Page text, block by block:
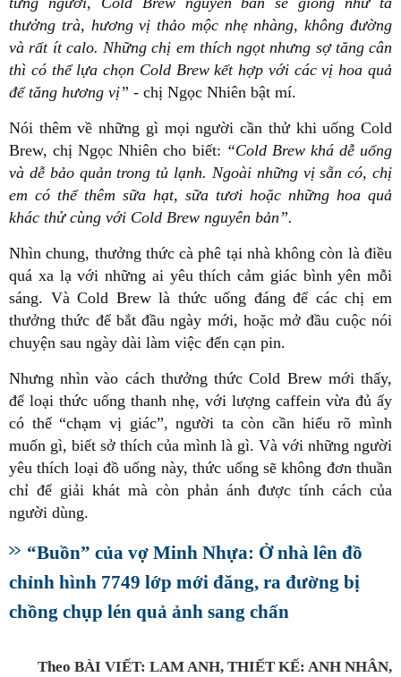
thưởng trà, hương vị thảo mộc nhẹ nhàng, không đường
và rất ít calo. Những chị em thích ngọt nhưng sợ tăng cân
thì có thể lựa chọn Cold Brew kết hợp với các vị hoa quả
để tăng hương vị” - chị Ngọc Nhiên bật mí.
Nói thêm về những gì mọi người cần thử khi uống Cold
Brew, chị Ngọc Nhiên cho biết: “Cold Brew khá dễ uống
và dễ bảo quản trong tủ lạnh. Ngoài những vị sẵn có, chị
em có thể thêm sữa hạt, sữa tươi hoặc những hoa quả
khác thử cùng với Cold Brew nguyên bản”.
Nhìn chung, thưởng thức cà phê tại nhà không còn là điều
quá xa lạ với những ai yêu thích cảm giác bình yên mỗi
sáng. Và Cold Brew là thức uống đáng để các chị em
thưởng thức để bắt đầu ngày mới, hoặc mở đầu cuộc nói
chuyện sau ngày dài làm việc đến cạn pin.
Nhưng nhìn vào cách thưởng thức Cold Brew mới thấy,
để loại thức uống thanh nhẹ, với lượng caffein vừa đủ ấy
có thể “chạm vị giác”, người ta còn cần hiểu rõ mình
muốn gì, biết sở thích của mình là gì. Và với những người
yêu thích loại đồ uống này, thức uống sẽ không đơn thuần
chỉ để giải khát mà còn phản ánh được tính cách của
người dùng.
“Buồn” của vợ Minh Nhựa: Ở nhà lên đồ
chỉnh hình 7749 lớp mới đăng, ra đường bị
chồng chụp lén quả ảnh sang chấn
Theo BÀI VIẾT: LAM ANH, THIẾT KẾ: ANH NHÂN,